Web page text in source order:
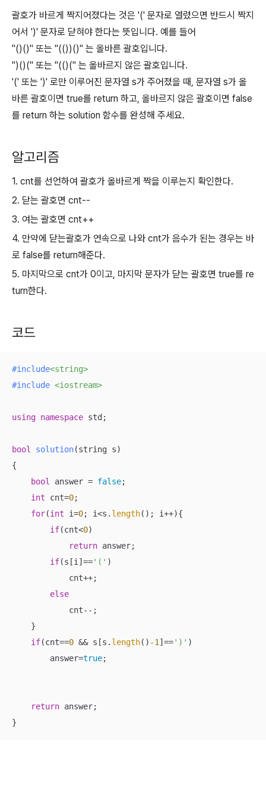
괄호가 바르게 짝지어졌다는 것은 '(' 문자로 열렸으면 반드시 짝지
어서 ')' 문자로 닫혀야 한다는 뜻입니다. 예를 들어
"()()" 또는 "(())()" 는 올바른 괄호입니다.
")()(" 또는 "(()(" 는 올바르지 않은 괄호입니다.
'(' 또는 ')' 로만 이루어진 문자열 s가 주어졌을 때, 문자열 s가 올
바른 괄호이면 true를 return 하고, 올바르지 않은 괄호이면 false
를 return 하는 solution 함수를 완성해 주세요.
알고리즘
1. cnt를 선언하여 괄호가 올바르게 짝을 이루는지 확인한다.
2. 닫는 괄호면 cnt--
3. 여는 괄호면 cnt++
4. 만약에 닫는괄호가 연속으로 나와 cnt가 음수가 된는 경우는 바
로 false를 return해준다.
5. 마지막으로 cnt가 0이고, 마지막 문자가 닫는 괄호면 true를 re
turn한다.
코드
#include<string>
#include <iostream>
using namespace std;
bool solution(string s)
{
bool
answer = false;
int cnt=0;
for(int i=0; i<s. length(); i++){
if(cnt<0)
return answer;
if(s[i]=='(' )
            cnt++;
else
            cnt--;
    }
if(cnt==0 && s[s. length() -1 ]==')' )
        answer=
true;
return answer;
}